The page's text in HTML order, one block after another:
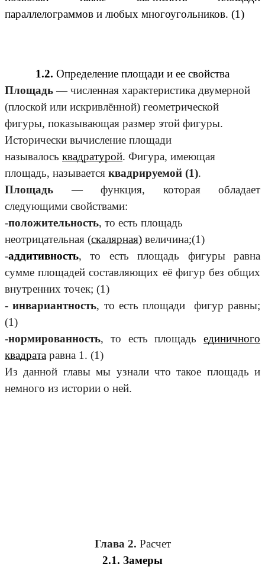
параллелограммов и любых многоугольников. (1)
1.2. Определение площади и ее свойства
Площадь— численная характеристика двумерной
(плоской или искривлённой) геометрической
фигуры, показывающая размер этой фигуры.
Исторически вычисление площади
называлось квадратурой. Фигура, имеющая
площадь, называется квадрируемой (1).
Площадь — функция, которая обладает
следующими свойствами:
-положительность, то есть площадь
неотрицательная (скалярная) величина;(1)
-аддитивность, то есть площадь фигуры равна
сумме площадей составляющих её фигур без общих
внутренних точек; (1)
- инвариантность, то есть площади фигур равны;
(1)
-нормированность, то есть площадь единичного
квадрата равна 1. (1)
Из данной главы мы узнали что такое площадь и
немного из истории о ней.
Глава 2. Расчет
2.1. Замеры